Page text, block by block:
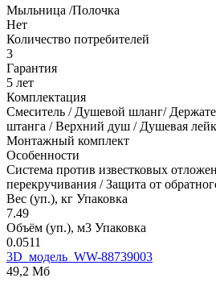
Мыльница /Полочка
Нет
Количество потребителей
3
Гарантия
5 лет
Комплектация
Смеситель / Душевой шланг/
штанга / Верхний душ / Душевая
Монтажный комплект
Особенности
Система против известковых
перекручивания / Защита от
Вес (уп.), кг Упаковка
7.49
Объём (уп.), м3 Упаковка
0.0511
3D_модель_WW-88739003
49,2 Мб